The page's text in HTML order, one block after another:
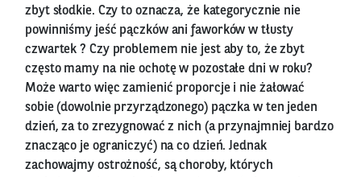
zbyt słodkie. Czy to oznacza, że kategorycznie nie
powinniśmy jeść pączków ani faworków w tłusty
czwartek ? Czy problemem nie jest aby to, że zbyt
często mamy na nie ochotę w pozostałe dni w roku?
Może warto więc zamienić proporcje i nie żałować
sobie (dowolnie przyrządzonego) pączka w ten jeden
dzień, za to zrezygnować z nich (a przynajmniej bardzo
znacząco je ograniczyć) na co dzień. Jednak
zachowajmy ostrożność, są choroby, których